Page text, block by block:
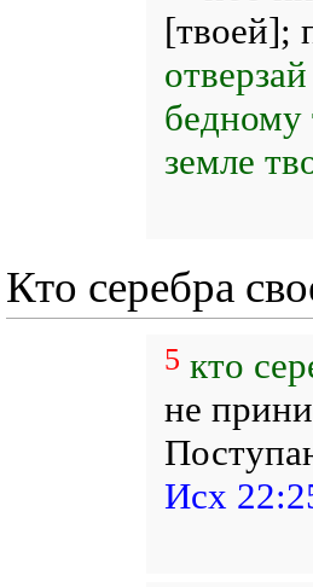
[твоей];
земле
Кто серебра
5 кто
не
Исх